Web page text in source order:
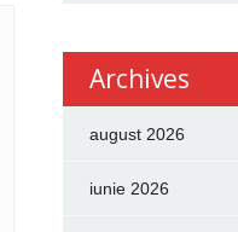
Archives
august 2026
iunie 2026